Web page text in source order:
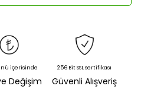
içerisinde
Değişim
256 Bit SSL sertifikası
Güvenli Alışveriş